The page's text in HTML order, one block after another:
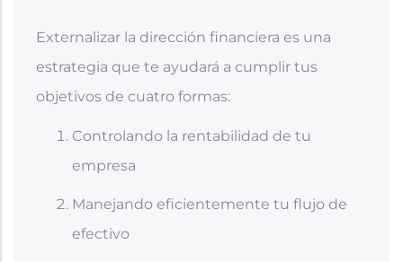
Externalizar la dirección financiera es una
estrategia que te ayudará a cumplir tus
objetivos de cuatro formas:
Controlando la rentabilidad de tu
empresa
Manejando eficientemente tu flujo de
efectivo